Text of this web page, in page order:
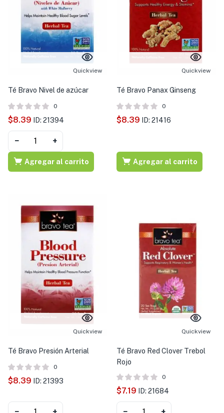
Quickview
Té Bravo Nivel de azúcar
0
$8.39 ID: 21394
− +
Agregar al carrito
Quickview
Té Bravo Panax Ginseng
0
$8.39 ID: 21416
Agregar al carrito
Quickview
Té Bravo Presión Arterial
0
$8.39 ID: 21393
Quickview
Té Bravo Red Clover Trebol
Rojo
0
$7.19 ID: 21684